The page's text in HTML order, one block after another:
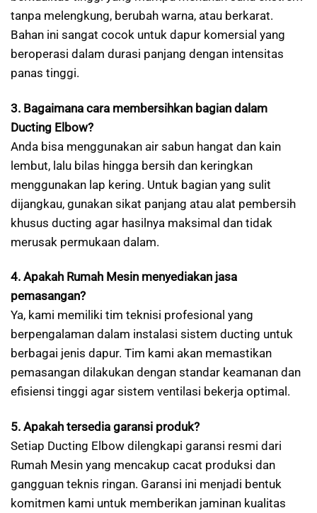
tanpa melengkung, berubah warna, atau berkarat.
Bahan ini sangat cocok untuk dapur komersial yang
beroperasi dalam durasi panjang dengan intensitas
panas tinggi.
3. Bagaimana cara membersihkan bagian dalam
Ducting Elbow?
Anda bisa menggunakan air sabun hangat dan kain
lembut, lalu bilas hingga bersih dan keringkan
menggunakan lap kering. Untuk bagian yang sulit
dijangkau, gunakan sikat panjang atau alat pembersih
khusus ducting agar hasilnya maksimal dan tidak
merusak permukaan dalam.
4. Apakah Rumah Mesin menyediakan jasa
pemasangan?
Ya, kami memiliki tim teknisi profesional yang
berpengalaman dalam instalasi sistem ducting untuk
berbagai jenis dapur. Tim kami akan memastikan
pemasangan dilakukan dengan standar keamanan dan
efisiensi tinggi agar sistem ventilasi bekerja optimal.
5. Apakah tersedia garansi produk?
Setiap Ducting Elbow dilengkapi garansi resmi dari
Rumah Mesin yang mencakup cacat produksi dan
gangguan teknis ringan. Garansi ini menjadi bentuk
komitmen kami untuk memberikan jaminan kualitas